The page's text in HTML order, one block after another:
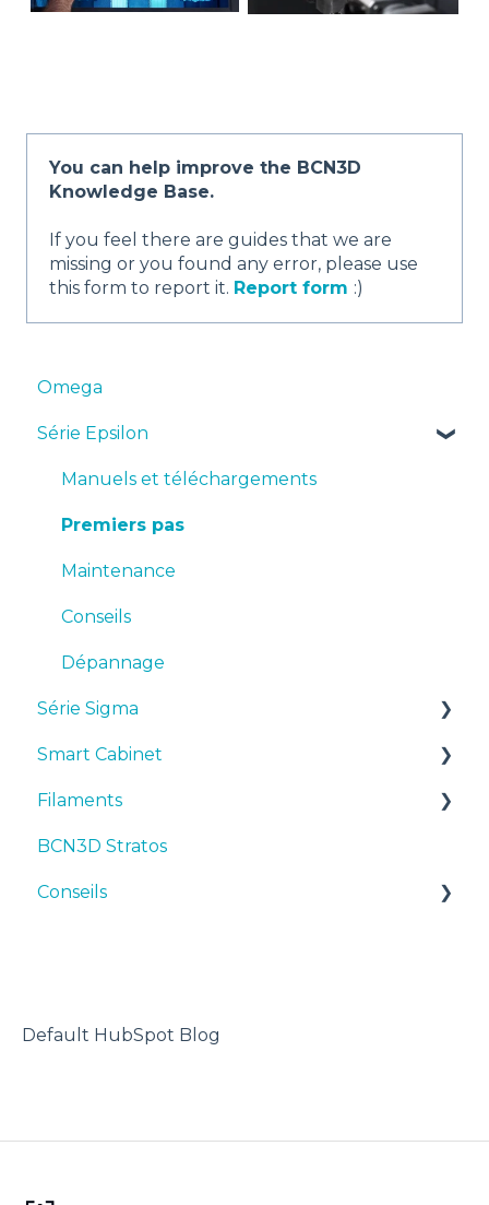
You can help improve the BCN3D
Knowledge Base.
If you feel there are guides that we are
missing or you found any error, please use
this form to report it. Report form :)
Omega
Série Epsilon
Manuels et téléchargements
Premiers pas
Maintenance
Conseils
Dépannage
Série Sigma
Manuels et téléchargements
Premiers pas
Maintenance
Conseils
Smart Cabinet
Manuals & Downloads
First steps
Maintenance
Filaments
Suggestions
TPU
BCN3D Stratos
Conseils
Default HubSpot Blog